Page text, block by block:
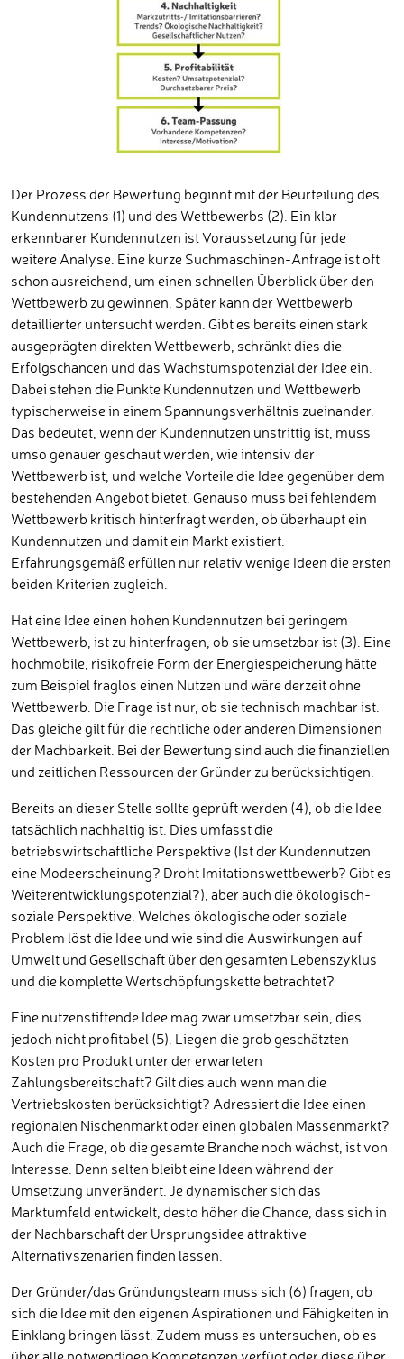
Der Prozess der Bewertung beginnt mit der Beurteilung des
Kundennutzens (1) und des Wettbewerbs (2). Ein klar
erkennbarer Kundennutzen ist Voraussetzung für jede
weitere Analyse. Eine kurze Suchmaschinen-Anfrage ist oft
schon ausreichend, um einen schnellen Überblick über den
Wettbewerb zu gewinnen. Später kann der Wettbewerb
detaillierter untersucht werden. Gibt es bereits einen stark
ausgeprägten direkten Wettbewerb, schränkt dies die
Erfolgschancen und das Wachstumspotenzial der Idee ein.
Dabei stehen die Punkte Kundennutzen und Wettbewerb
typischerweise in einem Spannungsverhältnis zueinander.
Das bedeutet, wenn der Kundennutzen unstrittig ist, muss
umso genauer geschaut werden, wie intensiv der
Wettbewerb ist, und welche Vorteile die Idee gegenüber dem
bestehenden Angebot bietet. Genauso muss bei fehlendem
Wettbewerb kritisch hinterfragt werden, ob überhaupt ein
Kundennutzen und damit ein Markt existiert.
Erfahrungsgemäß erfüllen nur relativ wenige Ideen die ersten
beiden Kriterien zugleich.
Hat eine Idee einen hohen Kundennutzen bei geringem
Wettbewerb, ist zu hinterfragen, ob sie umsetzbar ist (3). Eine
hochmobile, risikofreie Form der Energiespeicherung hätte
zum Beispiel fraglos einen Nutzen und wäre derzeit ohne
Wettbewerb. Die Frage ist nur, ob sie technisch machbar ist.
Das gleiche gilt für die rechtliche oder anderen Dimensionen
der Machbarkeit. Bei der Bewertung sind auch die finanziellen
und zeitlichen Ressourcen der Gründer zu berücksichtigen.
Bereits an dieser Stelle sollte geprüft werden (4), ob die Idee
tatsächlich nachhaltig ist. Dies umfasst die
betriebswirtschaftliche Perspektive (Ist der Kundennutzen
eine Modeerscheinung? Droht Imitationswettbewerb? Gibt es
Weiterentwicklungspotenzial?), aber auch die ökologisch-
soziale Perspektive. Welches ökologische oder soziale
Problem löst die Idee und wie sind die Auswirkungen auf
Umwelt und Gesellschaft über den gesamten Lebenszyklus
und die komplette Wertschöpfungskette betrachtet?
Eine nutzenstiftende Idee mag zwar umsetzbar sein, dies
jedoch nicht profitabel (5). Liegen die grob geschätzten
Kosten pro Produkt unter der erwarteten
Zahlungsbereitschaft? Gilt dies auch wenn man die
Vertriebskosten berücksichtigt? Adressiert die Idee einen
regionalen Nischenmarkt oder einen globalen Massenmarkt?
Auch die Frage, ob die gesamte Branche noch wächst, ist von
Interesse. Denn selten bleibt eine Ideen während der
Umsetzung unverändert. Je dynamischer sich das
Marktumfeld entwickelt, desto höher die Chance, dass sich in
der Nachbarschaft der Ursprungsidee attraktive
Alternativszenarien finden lassen.
Der Gründer/das Gründungsteam muss sich (6) fragen, ob
sich die Idee mit den eigenen Aspirationen und Fähigkeiten in
Einklang bringen lässt. Zudem muss es untersuchen, ob es